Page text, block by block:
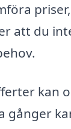
att du
kan
gånger